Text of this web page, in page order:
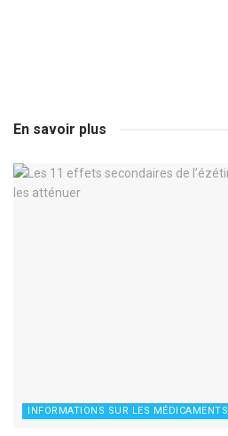
En savoir plus
INFORMATIONS SUR LES MÉDICAMENTS